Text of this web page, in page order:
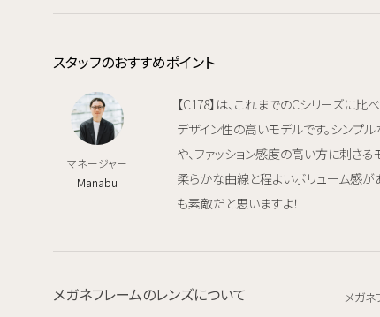
スタッフのおすすめポイント
マネージャー
Manabu
【C178】は、これまでのCシリーズに
デザイン性の高いモデルです。シンプ
や、ファッション感度の高い方に刺さ
柔らかな曲線と程よいボリューム感が
も素敵だと思いますよ！
メガネフレームのレンズについて メガネ